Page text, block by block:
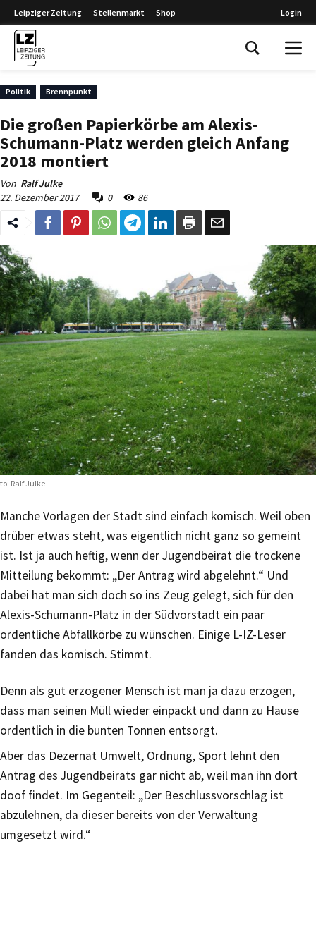
Leipziger Zeitung Stellenmarkt Shop Login
Politik Brennpunkt
Die großen Papierkörbe am Alexis-
Schumann-Platz werden gleich Anfang
2018 montiert
Von Ralf Julke
22. Dezember 2017
0 86
Ralf Julke
Manche Vorlagen der Stadt sind einfach komisch. Weil oben
drüber etwas steht, was eigentlich nicht ganz so gemeint
ist. Ist ja auch heftig, wenn der Jugendbeirat die trockene
Mitteilung bekommt: „Der Antrag wird abgelehnt.“ Und
dabei hat man sich doch so ins Zeug gelegt, sich für den
Alexis-Schumann-Platz in der Südvorstadt ein paar
ordentliche Abfallkörbe zu wünschen. Einige L-IZ-Leser
fanden das komisch. Stimmt.
Denn als gut erzogener Mensch ist man ja dazu erzogen,
dass man seinen Müll wieder einpackt und dann zu Hause
ordentlich in die bunten Tonnen entsorgt.
Aber das Dezernat Umwelt, Ordnung, Sport lehnt den
Antrag des Jugendbeirats gar nicht ab, weil man ihn dort
doof findet. Im Gegenteil: „Der Beschlussvorschlag ist
abzulehnen, da dieser bereits von der Verwaltung
umgesetzt wird.“